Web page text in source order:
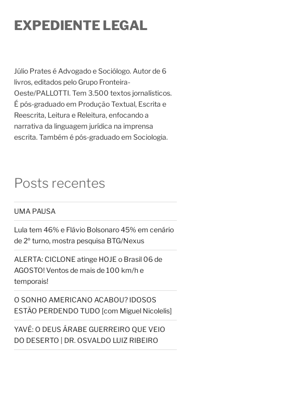
EXPEDIENTE LEGAL
Júlio Prates é Advogado e Sociólogo. Autor de 6
livros, editados pelo Grupo Fronteira-
Oeste/PALLOTTI. Tem 3.500 textos jornalísticos.
É pós-graduado em Produção Textual, Escrita e
Reescrita, Leitura e Releitura, enfocando a
narrativa da linguagem jurídica na imprensa
escrita. Também é pós-graduado em Sociologia.
Posts recentes
UMA PAUSA
Lula tem 46% e Flávio Bolsonaro 45% em cenário
de 2º turno, mostra pesquisa BTG/Nexus
ALERTA: CICLONE atinge HOJE o Brasil 06 de
AGOSTO! Ventos de mais de 100 km/h e
temporais!
O SONHO AMERICANO ACABOU? IDOSOS
ESTÃO PERDENDO TUDO [com Miguel Nicolelis]
YAVÉ: O DEUS ÁRABE GUERREIRO QUE VEIO
DO DESERTO | DR. OSVALDO LUIZ RIBEIRO